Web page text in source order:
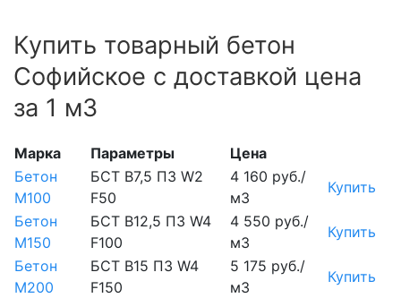
Купить товарный бетон
Софийское с доставкой цена
за 1 м3
Марка Параметры
Цена
Бетон
М100
БСТ В7,5 П3 W2
F50
4 160 руб./
м3
Купить
Бетон
М150
БСТ В12,5 П3 W4
F100
4 550 руб./
м3
Купить
Бетон
М200
БСТ В15 П3 W4
F150
5 175 руб./
м3
Купить